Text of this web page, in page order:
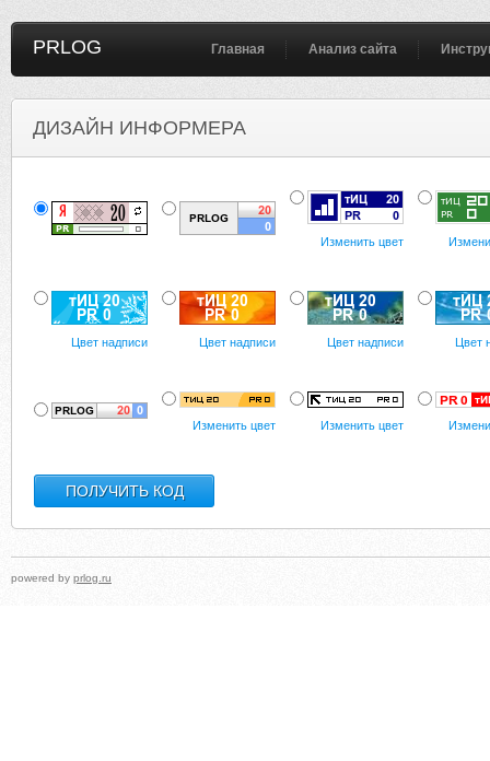
PRLOG Главная Анализ сайта
ДИЗАЙН ИНФОРМЕРА
Изменить цвет
Цвет надписи Цвет надписи Цвет надписи Цвет
Изменить цвет Изменить цвет
powered by prlog.ru